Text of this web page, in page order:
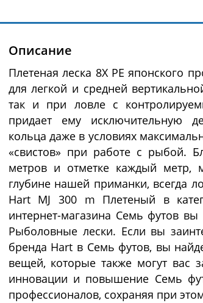
Описание
Плетеная леска 8X PE японского
для легкой и средней
так и при ловле с
придает ему исключительную
кольца даже в условиях
«свистов» при работе с рыбой.
метров и отметке каждый метр,
глубине нашей приманки, всегда
Hart MJ 300 m Плетеный в
интернет-магазина Семь футов
Рыболовные лески. Если вы
бренда Hart в Семь футов, вы
вещей, которые также могут вас
инновации и повышение Семь
профессионалов, сохраняя при